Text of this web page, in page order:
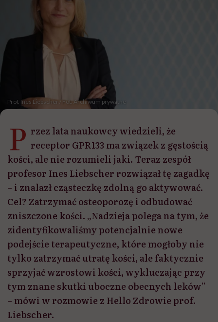
Prof. Ines Liebscher / Fot. Archiwum prywatne
P rzez lata naukowcy wiedzieli, że
receptor GPR133 ma związek z gęstością
kości, ale nie rozumieli jaki. Teraz zespół
profesor Ines Liebscher rozwiązał tę zagadkę
– i znalazł cząsteczkę zdolną go aktywować.
Cel? Zatrzymać osteoporozę i odbudować
zniszczone kości. „Nadzieja polega na tym, że
zidentyfikowaliśmy potencjalnie nowe
podejście terapeutyczne, które mogłoby nie
tylko zatrzymać utratę kości, ale faktycznie
sprzyjać wzrostowi kości, wykluczając przy
tym znane skutki uboczne obecnych leków”
– mówi w rozmowie z Hello Zdrowie prof.
Liebscher.